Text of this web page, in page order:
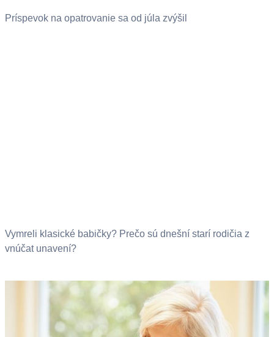
Príspevok na opatrovanie sa od júla zvýšil
Vymreli klasické babičky? Prečo sú dnešní starí rodičia z
vnúčat unavení?